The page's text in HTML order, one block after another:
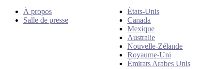
À propos
Salle de presse
États-Unis
Canada
Mexique
Australie
Nouvelle-Zélande
Royaume-Uni
Émirats Arabes Unis